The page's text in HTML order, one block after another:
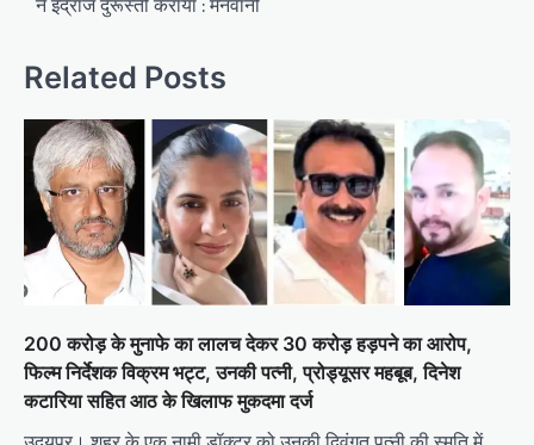
Related Posts
200 करोड़ के मुनाफे का लालच देकर 30 करोड़ हड़पने का आरोप,
फिल्म निर्देशक विक्रम भट्ट, उनकी पत्नी, प्रोड्यूसर महबूब, दिनेश
कटारिया सहित आठ के खिलाफ मुकदमा दर्ज